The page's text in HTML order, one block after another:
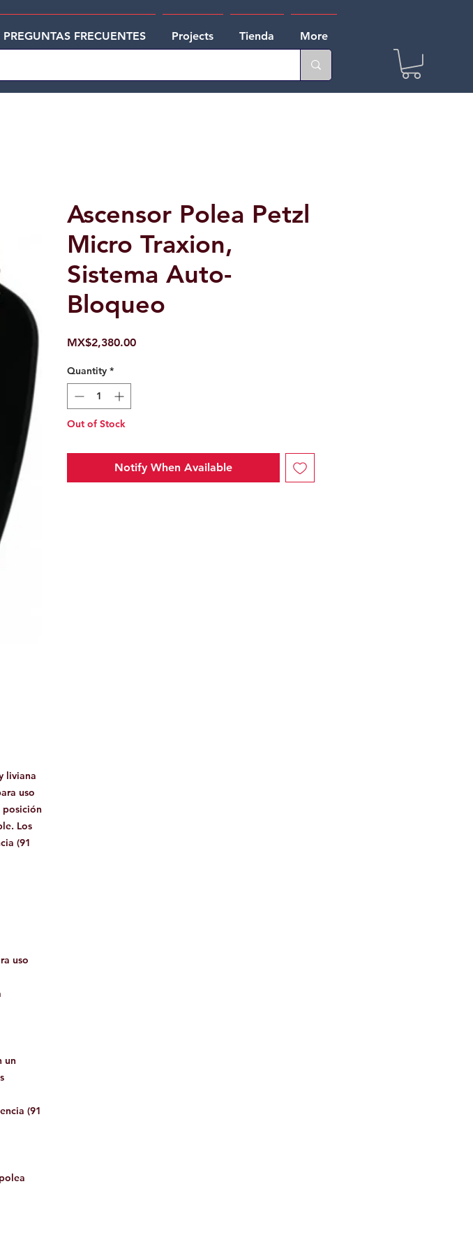
PREGUNTAS FRECUENTES Projects Tienda More
liviana
uso
posición
Los
(91
uso
un
(91
Ascensor Polea Petzl
Micro Traxion,
Sistema Auto-
Bloqueo
MX$2,380.00Price
Quantity *
Out of Stock
Notify When Available